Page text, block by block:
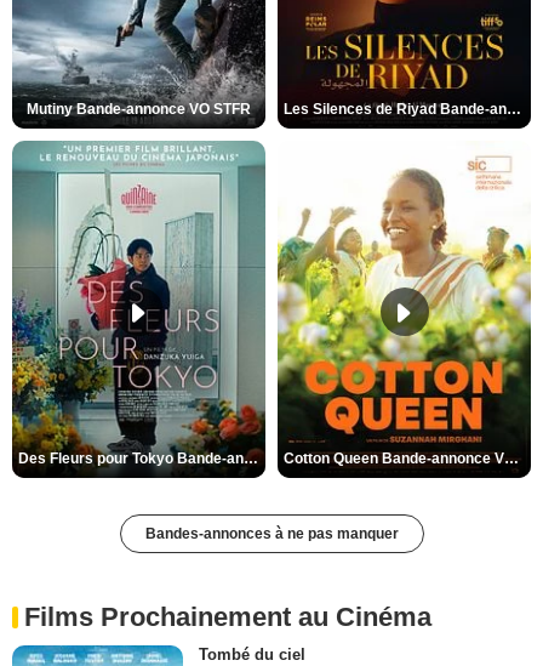
Mutiny Bande-annonce VO STFR Les Silences de Riyad Bande-annonce VO STFR
Des Fleurs pour Tokyo Bande-annonce VO STFR Cotton Queen Bande-annonce VO STFR
Bandes-annonces à ne pas manquer
Films Prochainement au Cinéma
Tombé du ciel